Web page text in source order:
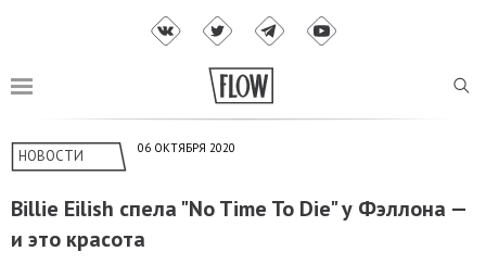
НОВОСТИ 06 ОКТЯБРЯ 2020
Billie Eilish спела "No Time To Die" у Фэллона —
и это красота